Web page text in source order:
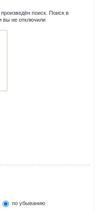
поиск. Поиск в
вы не отключили
по убыванию